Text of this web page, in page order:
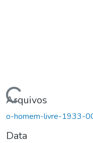
Carregando...
Arquivos
o-homem-livre-1933-
Data